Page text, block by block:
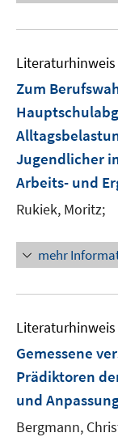
Literaturhinweis
Zum
Jugendlicher
Arbeits- und
Rukiek, Moritz;
mehr
Literaturhinweis
Gemessene
Prädiktoren
und
Bergmann,